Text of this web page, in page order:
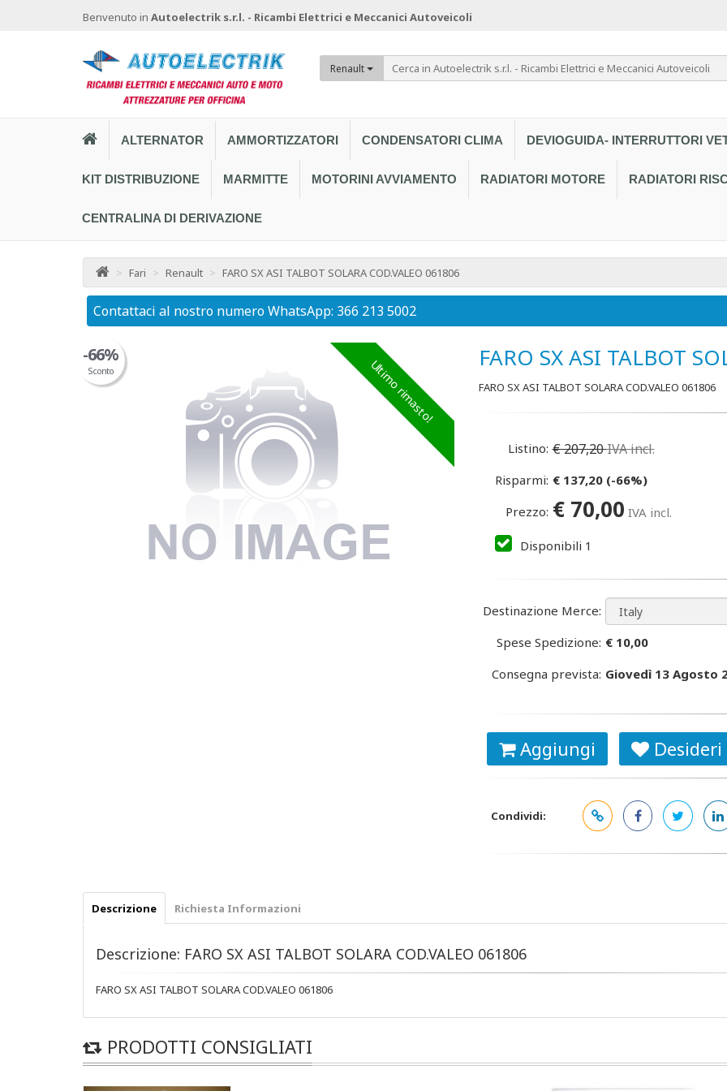
Benvenuto in Autoelectrik s.r.l. - Ricambi Elettrici e Meccanici Autoveicoli
Renault
ALTERNATOR AMMORTIZZATORI CONDENSATORI CLIMA DEVIOGUIDA- INTERRUTTORI
KIT DISTRIBUZIONE MARMITTE MOTORINI AVVIAMENTO RADIATORI MOTORE RADIATORI
CENTRALINA DI DERIVAZIONE
> Fari > Renault > FARO SX ASI TALBOT SOLARA COD.VALEO 061806
Contattaci al nostro numero WhatsApp: 366 213 5002
-66%
Sconto Ultimo rimasto! FARO SX ASI TALBOT
FARO SX ASI TALBOT SOLARA COD.VALEO 061806
Listino: €207,20IVA incl.
Risparmi: € 137,20(-66%)
Prezzo: € 70,00 IVA incl.
Disponibili 1
Destinazione Merce:
Spese Spedizione: € 10,00
Consegna prevista: Giovedì 13 Agosto
Aggiungi Desideri
Condividi:
Descrizione Richiesta Informazioni
Descrizione: FARO SX ASI TALBOT SOLARA COD.VALEO 061806
FARO SX ASI TALBOT SOLARA COD.VALEO 061806
PRODOTTI CONSIGLIATI